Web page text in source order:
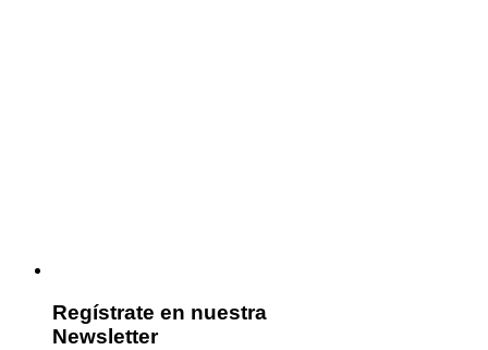
Regístrate en nuestra
Newsletter